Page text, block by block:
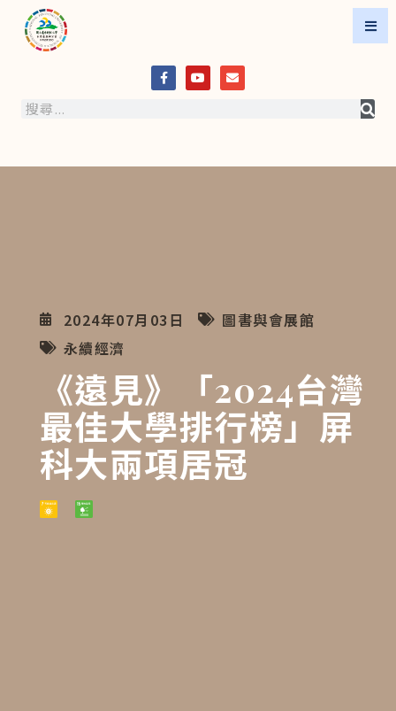
2024年07月03日
圖書與會展館
永續經濟
《遠見》「2024台灣
最佳大學排行榜」屏
科大兩項居冠